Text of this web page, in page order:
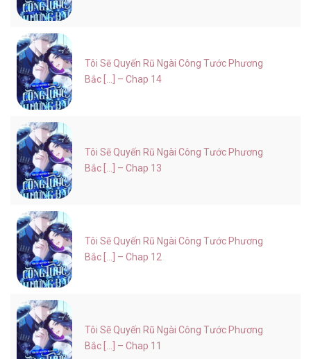
Tôi Sẽ Quyến Rũ Ngài Công Tước Phương
Bắc [...] – Chap 14
Tôi Sẽ Quyến Rũ Ngài Công Tước Phương
Bắc [...] – Chap 13
Tôi Sẽ Quyến Rũ Ngài Công Tước Phương
Bắc [...] – Chap 12
Tôi Sẽ Quyến Rũ Ngài Công Tước Phương
Bắc [...] – Chap 11